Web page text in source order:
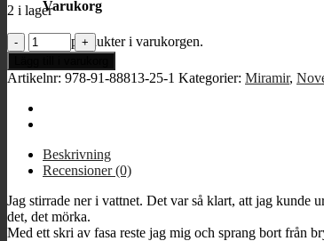
Varukorg
Inga produkter i varukorgen.
2 i lager
Sjön
mängd
Artikelnr: 978-91-88813-25-1 Kategorier: Miramir,
Beskrivning
Recensioner (0)
Jag stirrade ner i vattnet. Det var så klart, att jag kunde
det, det mörka.
Med ett skri av fasa reste jag mig och sprang bort från